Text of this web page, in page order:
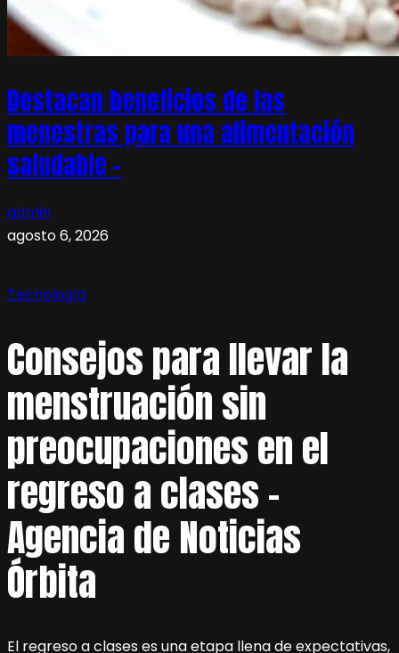
Destacan beneficios de las
menestras para una alimentación
saludable –
admin
agosto 6, 2026
Tecnología
Consejos para llevar la
menstruación sin
preocupaciones en el
regreso a clases –
Agencia de Noticias
Órbita
El regreso a clases es una etapa llena de expectativas,